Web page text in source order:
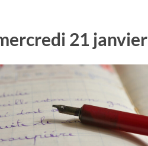
21 janvier